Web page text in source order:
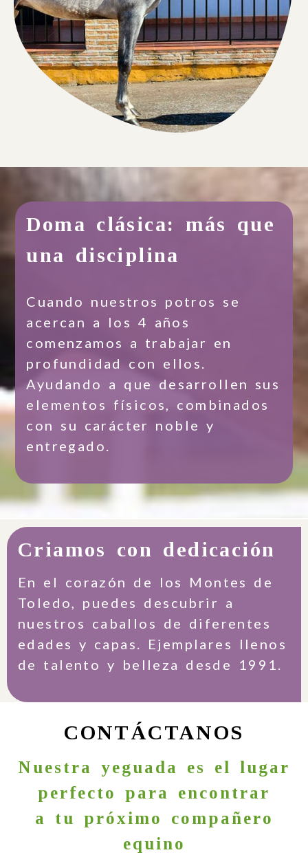
Doma clásica: más que
una disciplina
Cuando nuestros potros se
acercan a los 4 años
comenzamos a trabajar en
profundidad con ellos.
Ayudando a que desarrollen sus
elementos físicos, combinados
con su carácter noble y
entregado.
Criamos con dedicación
En el corazón de los Montes de
Toledo, puedes descubrir a
nuestros caballos de diferentes
edades y capas. Ejemplares llenos
de talento y belleza desde 1991.
CONTÁCTANOS
Nuestra yeguada es el lugar
perfecto para encontrar
a tu próximo compañero
equino